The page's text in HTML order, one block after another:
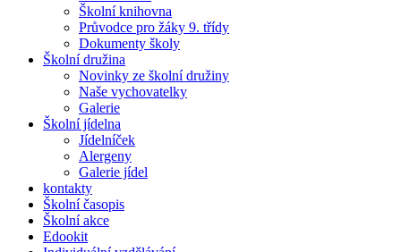
Školní knihovna
Průvodce pro žáky 9. třídy
Dokumenty školy
Školní družina
Novinky ze školní družiny
Naše vychovatelky
Galerie
Školní jídelna
Jídelníček
Alergeny
Galerie jídel
kontakty
Školní časopis
Školní akce
Edookit